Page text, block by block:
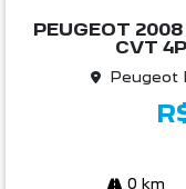
PEUGEOT
CVT
Peugeot
0 km